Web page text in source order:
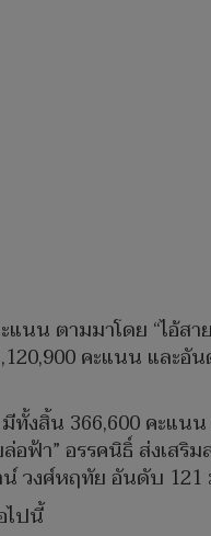
น ตามมาโดย “ไอ้สา
คะแนน และ
งสิ้น 366,600 คะแ
ฟ้า” อรรคนิธิ์ ส่งเสริ
วงศ์หฤทัย อันดับ 121
ไปนี้